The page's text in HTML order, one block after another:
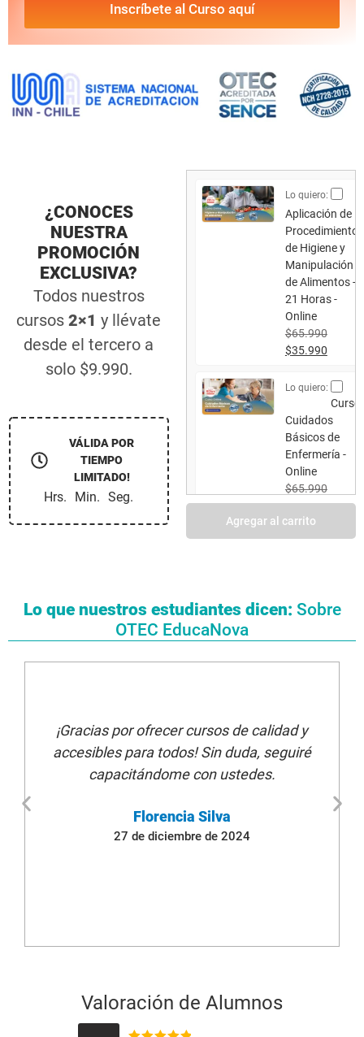
Inscríbete al Curso aquí
¿CONOCES
NUESTRA
PROMOCIÓN
EXCLUSIVA?
Todos nuestros
cursos2×1y llévate
desde el tercero a
solo $9.990.
VÁLIDA POR
TIEMPO
LIMITADO!
Hrs. Min. Seg.
Lo quiero:
Aplicación de
Procedimientos
de Higiene y
Manipulación
de Alimentos -
21 Horas -
Online
$65.990
$35.990
Lo quiero:
Curso
Cuidados
Básicos de
Enfermería -
Online
$65.990
$35.990
Lo quiero:
$35.990
Curso
Online
$ 65.990
Lo que nuestros estudiantes dicen: Sobre
OTEC EducaNova
¡Gracias por ofrecer cursos de calidad y
accesibles para todos! Sin duda, seguiré
capacitándome con ustedes.
Florencia Silva
27 de diciembre de 2024
Valoración de Alumnos